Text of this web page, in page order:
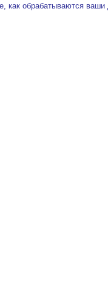
как обрабатываются